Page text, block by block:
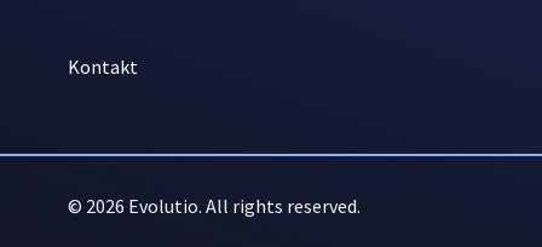
Kontakt
© 2026 Evolutio. All rights reserved.